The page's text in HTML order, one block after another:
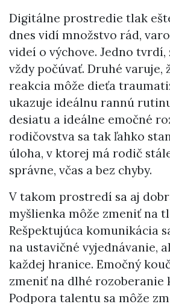
Digitálne prostredie tlak
dnes vidí množstvo rád,
videí o výchove. Jedno
vždy počúvať. Druhé varuje,
reakcia môže dieťa
ukazuje ideálnu rannú
desiatu a ideálne emočné
rodičovstva sa tak ľahko
úloha, v ktorej má rodič
správne, včas a bez chyby.
V takom prostredí sa aj
myšlienka môže zmeniť na
Rešpektujúca komunikácia
na ustavičné vyjednávanie,
každej hranice. Emočný
zmeniť na dlhé rozoberanie
Podpora talentu sa môže